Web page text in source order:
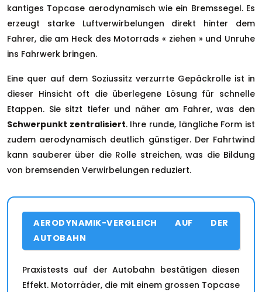
kantiges Topcase aerodynamisch wie ein Bremssegel. Es
erzeugt starke Luftverwirbelungen direkt hinter dem
Fahrer, die am Heck des Motorrads « ziehen » und Unruhe
ins Fahrwerk bringen.
Eine quer auf dem Soziussitz verzurrte Gepäckrolle ist in
dieser Hinsicht oft die überlegene Lösung für schnelle
Etappen. Sie sitzt tiefer und näher am Fahrer, was den
Schwerpunkt zentralisiert. Ihre runde, längliche Form ist
zudem aerodynamisch deutlich günstiger. Der Fahrtwind
kann sauberer über die Rolle streichen, was die Bildung
von bremsenden Verwirbelungen reduziert.
AERODYNAMIK-VERGLEICH AUF DER
AUTOBAHN
Praxistests auf der Autobahn bestätigen diesen
Effekt. Motorräder, die mit einem grossen Topcase